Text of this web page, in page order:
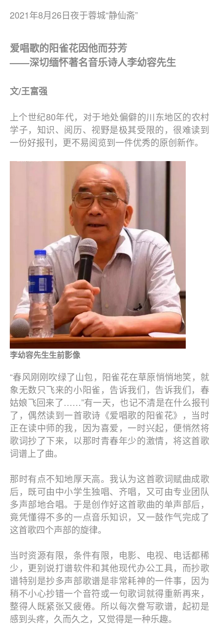
2021年8月26日夜于蓉城“静仙斋”
爱唱歌的阳雀花因他而芬芳
——深切缅怀著名音乐诗人李幼容先生
文/王富强
上个世纪80年代，对于地处偏僻的川东地区的农村
学子，知识、阅历、视野是极其受限的，很难读到
一份好报刊，更不易阅览到一件优秀的原创新作。
李幼容先生生前影像
“春风刚刚吹绿了山包，阳雀花在草原悄悄地笑，就
象无数只飞来的小阳雀，告诉我们，告诉我们，春
姑娘飞回来了……”有一天，也记不清是在什么报刊
了，偶然读到一首歌诗《爱唱歌的阳雀花》，当时
正在读中师的我，因为喜爱，一时兴起，便悄然将
歌词抄了下来，以那时青春年少的激情，将这首歌
词谱上了曲。
那时有点不知地厚天高。我认为这首歌词赋曲成歌
后，既可由中小学生独唱、齐唱，又可由专业团队
多声部地合唱。于是创作好这首歌曲的单声部后，
竟凭懂得不多的一点音乐知识，又一鼓作气完成了
这首歌四个声部的旋律。
当时资源有限，条件有限，电影、电视、电话都稀
少，更别说打谱软件和其他现代办公工具，而抄歌
谱特别是抄多声部歌谱是非常耗神的一件事，因为
稍不小心抄错一个音符或一句歌词就得重新再来，
整得人既紧张又疲倦。所以每次誊写歌谱，起初是
感到头疼，久而久之，又觉得是一种乐趣。